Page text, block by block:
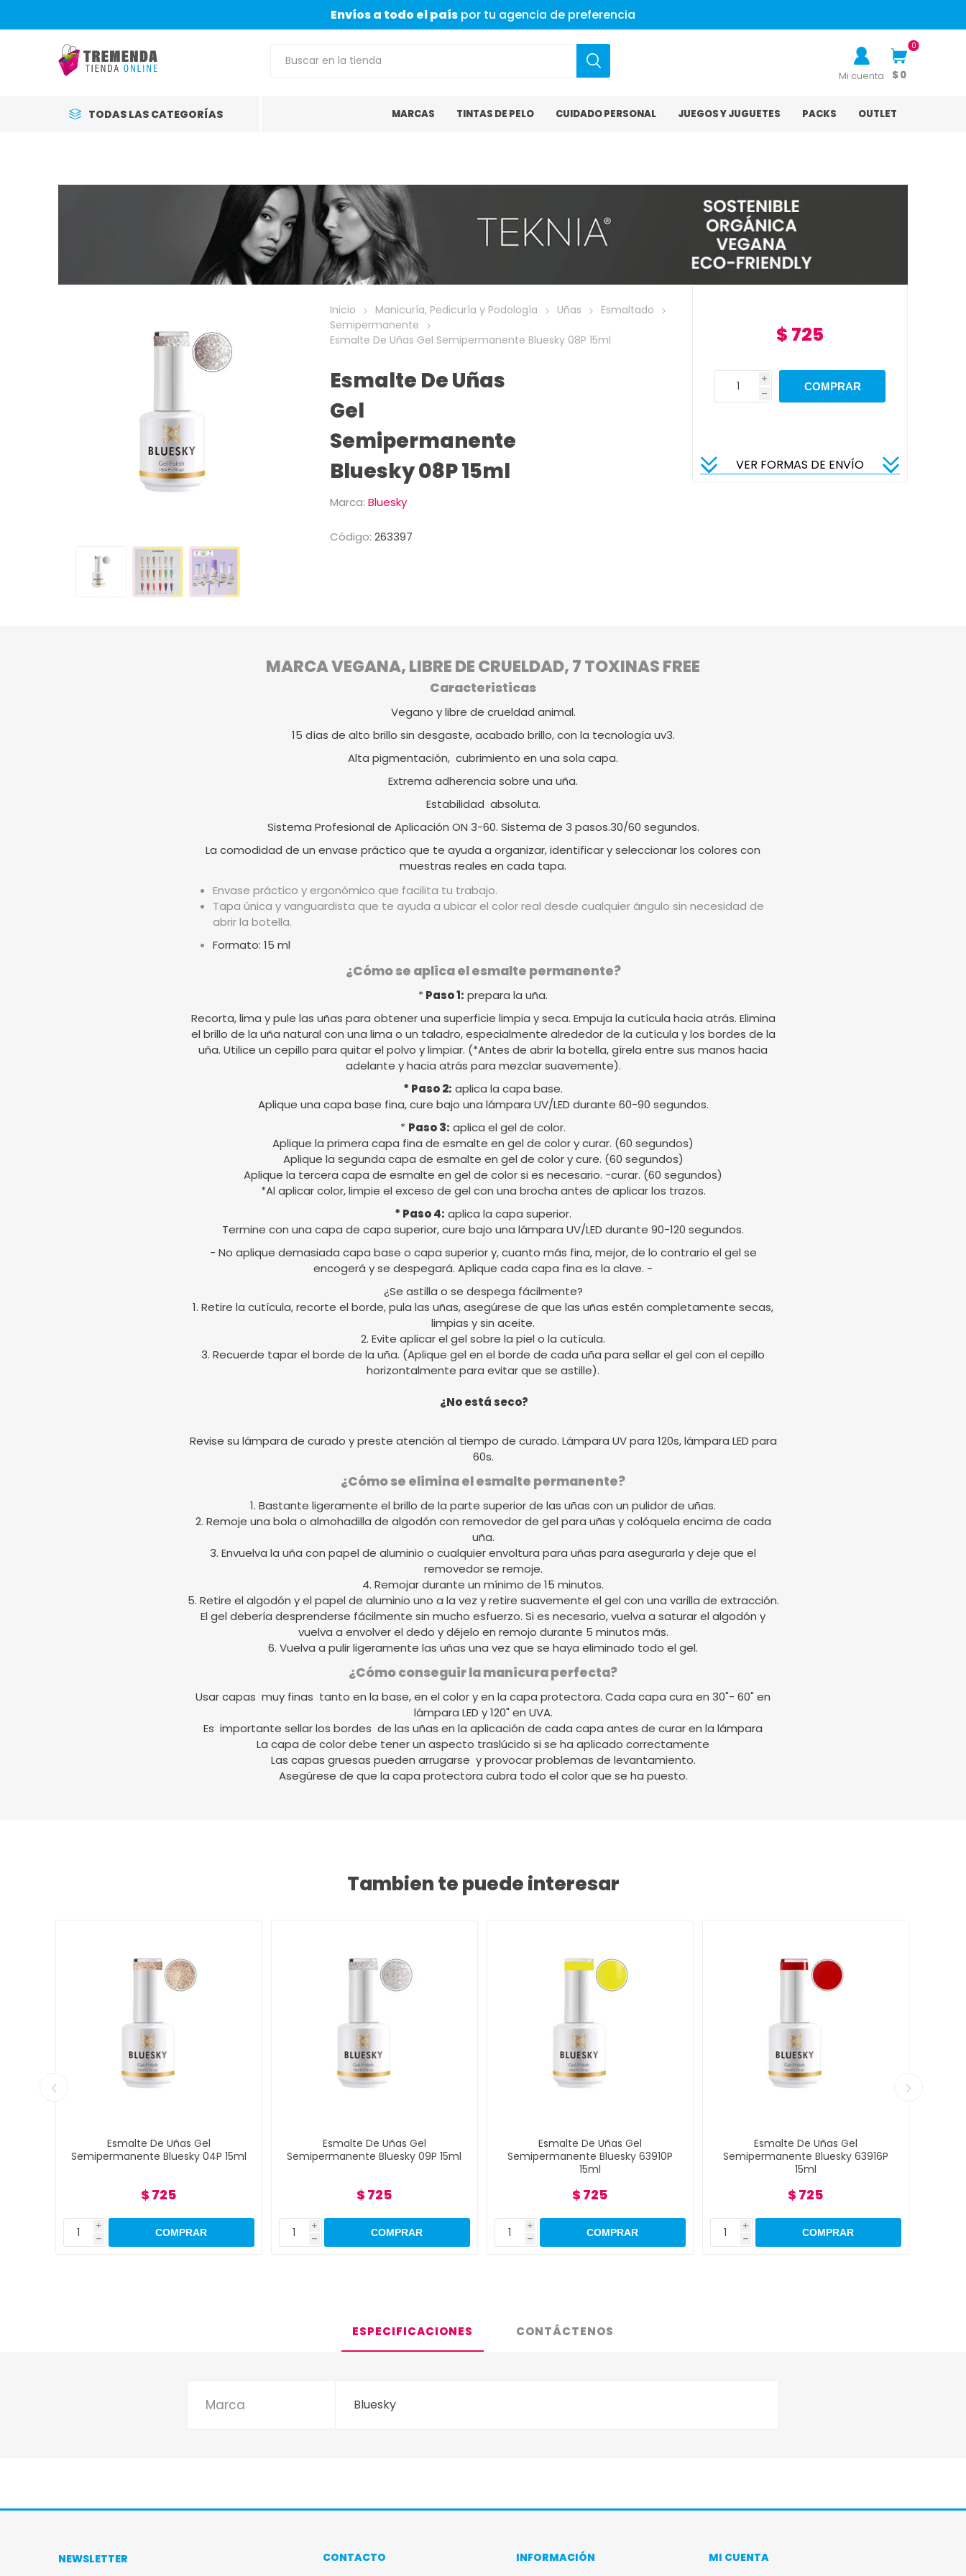
Envíos a todo el país por tu agencia de preferencia
Mi cuenta
0
$ 0
TODAS LAS CATEGORÍAS MARCAS TINTAS DE PELO CUIDADO PERSONAL JUEGOS Y JUGUETES PACKS OUTLET
Inicio Manicuría, Pedicuría y Podología Uñas
Esmaltado
Semipermanente
Esmalte De Uñas Gel Semipermanente Bluesky 08P 15ml
Esmalte De Uñas
Gel
Semipermanente
Bluesky 08P 15ml
Marca: Bluesky
Código: 263397
$ 725
i
h
VER FORMAS DE ENVÍO
MARCA VEGANA, LIBRE DE CRUELDAD, 7 TOXINAS FREE
Caracteristicas
Vegano y libre de crueldad animal.
15 días de alto brillo sin desgaste, acabado brillo, con la tecnología uv3.
Alta pigmentación, cubrimiento en una sola capa.
Extrema adherencia sobre una uña.
Estabilidad absoluta.
Sistema Profesional de Aplicación ON 3-60. Sistema de 3 pasos.30/60 segundos.
La comodidad de un envase práctico que te ayuda a organizar, identificar y seleccionar los colores con
muestras reales en cada tapa.
Envase práctico y ergonómico que facilita tu trabajo.
Tapa única y vanguardista que te ayuda a ubicar el color real desde cualquier ángulo sin necesidad de
abrir la botella.
Formato: 15 ml
¿Cómo se aplica el esmalte permanente?
*Paso 1: prepara la uña.
Recorta, lima y pule las uñas para obtener una superficie limpia y seca. Empuja la cutícula hacia atrás. Elimina
el brillo de la uña natural con una lima o un taladro, especialmente alrededor de la cutícula y los bordes de la
uña. Utilice un cepillo para quitar el polvo y limpiar. (*Antes de abrir la botella, gírela entre sus manos hacia
adelante y hacia atrás para mezclar suavemente).
* Paso 2: aplica la capa base.
Aplique una capa base fina, cure bajo una lámpara UV/LED durante 60-90 segundos.
* Paso 3: aplica el gel de color.
Aplique la primera capa fina de esmalte en gel de color y curar. (60 segundos)
Aplique la segunda capa de esmalte en gel de color y cure. (60 segundos)
Aplique la tercera capa de esmalte en gel de color si es necesario. -curar. (60 segundos)
*Al aplicar color, limpie el exceso de gel con una brocha antes de aplicar los trazos.
* Paso 4: aplica la capa superior.
Termine con una capa de capa superior, cure bajo una lámpara UV/LED durante 90-120 segundos.
- No aplique demasiada capa base o capa superior y, cuanto más fina, mejor, de lo contrario el gel se
encogerá y se despegará. Aplique cada capa fina es la clave. -
¿Se astilla o se despega fácilmente?
1. Retire la cutícula, recorte el borde, pula las uñas, asegúrese de que las uñas estén completamente secas,
limpias y sin aceite.
2. Evite aplicar el gel sobre la piel o la cutícula.
3. Recuerde tapar el borde de la uña. (Aplique gel en el borde de cada uña para sellar el gel con el cepillo
horizontalmente para evitar que se astille).
¿No está seco?
Revise su lámpara de curado y preste atención al tiempo de curado. Lámpara UV para 120s, lámpara LED para
60s.
¿Cómo se elimina el esmalte permanente?
1. Bastante ligeramente el brillo de la parte superior de las uñas con un pulidor de uñas.
2. Remoje una bola o almohadilla de algodón con removedor de gel para uñas y colóquela encima de cada
uña.
3. Envuelva la uña con papel de aluminio o cualquier envoltura para uñas para asegurarla y deje que el
removedor se remoje.
4. Remojar durante un mínimo de 15 minutos.
5. Retire el algodón y el papel de aluminio uno a la vez y retire suavemente el gel con una varilla de extracción.
El gel debería desprenderse fácilmente sin mucho esfuerzo. Si es necesario, vuelva a saturar el algodón y
vuelva a envolver el dedo y déjelo en remojo durante 5 minutos más.
6. Vuelva a pulir ligeramente las uñas una vez que se haya eliminado todo el gel.
¿Cómo conseguir la manicura perfecta?
Usar capas muy finas tanto en la base, en el color y en la capa protectora. Cada capa cura en 30"- 60" en
lámpara LED y 120" en UVA.
Es importante sellar los bordes de las uñas en la aplicación de cada capa antes de curar en la lámpara
La capa de color debe tener un aspecto traslúcido si se ha aplicado correctamente
Las capas gruesas pueden arrugarse y provocar problemas de levantamiento.
Asegúrese de que la capa protectora cubra todo el color que se ha puesto.
Tambien te puede interesar
Esmalte De Uñas Gel
Semipermanente Bluesky 04P 15ml
$ 725
i
h
Esmalte De Uñas Gel
Semipermanente Bluesky 09P 15ml
$ 725
i
h
Esmalte De Uñas Gel
Semipermanente Bluesky 63910P
15ml
$ 725
i
h
Esmalte De Uñas Gel
Semipermanente Bluesky 63916P
15ml
$ 725
i
h
ESPECIFICACIONES CONTÁCTENOS
Marca Bluesky
NEWSLETTER CONTACTO INFORMACIÓN MI CUENTA